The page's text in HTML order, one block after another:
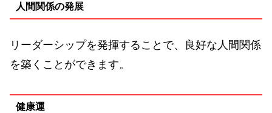
人間関係の発展
リーダーシップを発揮することで、良好な人間関係
を築くことができます。
健康運